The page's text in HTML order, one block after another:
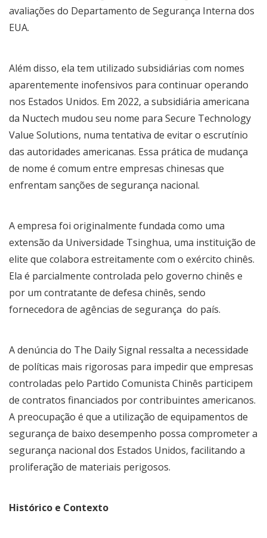
avaliações do Departamento de Segurança Interna dos
EUA.
Além disso, ela tem utilizado subsidiárias com nomes
aparentemente inofensivos para continuar operando
nos Estados Unidos. Em 2022, a subsidiária americana
da Nuctech mudou seu nome para Secure Technology
Value Solutions, numa tentativa de evitar o escrutínio
das autoridades americanas. Essa prática de mudança
de nome é comum entre empresas chinesas que
enfrentam sanções de segurança nacional.
A empresa foi originalmente fundada como uma
extensão da Universidade Tsinghua, uma instituição de
elite que colabora estreitamente com o exército chinês.
Ela é parcialmente controlada pelo governo chinês e
por um contratante de defesa chinês, sendo
fornecedora de agências de segurança do país.
A denúncia do The Daily Signal ressalta a necessidade
de políticas mais rigorosas para impedir que empresas
controladas pelo Partido Comunista Chinês participem
de contratos financiados por contribuintes americanos.
A preocupação é que a utilização de equipamentos de
segurança de baixo desempenho possa comprometer a
segurança nacional dos Estados Unidos, facilitando a
proliferação de materiais perigosos.
Histórico e Contexto